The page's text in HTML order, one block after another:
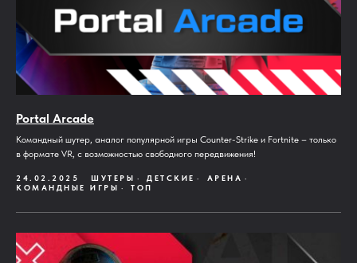
Portal Arcade
Командный шутер, аналог популярной игры Counter-Strike и Fortnite – только
в формате VR, с возможностью свободного передвижения!
24.02.2025 ШУТЕРЫ ДЕТСКИЕ
АРЕНА
КОМАНДНЫЕ ИГРЫ
ТОП